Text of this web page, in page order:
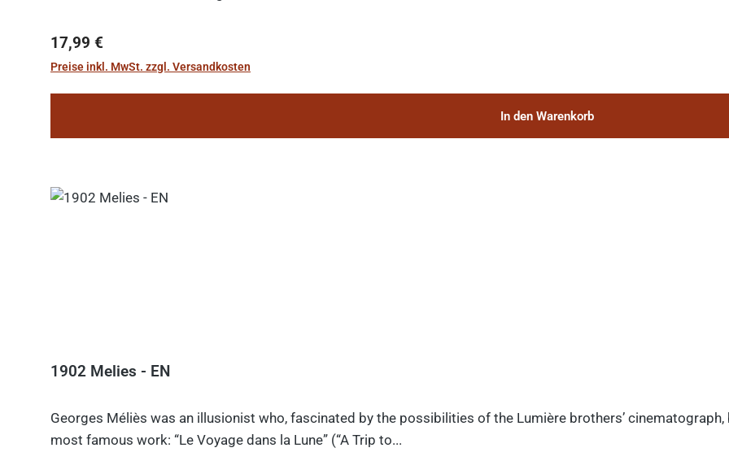
Regulärer Preis:
17,99 €
Preise inkl. MwSt. zzgl. Versandkosten
In den Warenkorb
1902 Melies - EN
Georges Méliès was an illusionist who, fascinated by the possibilities of the Lumière brothers’
most famous work: “Le Voyage dans la Lune” (“A Trip to...